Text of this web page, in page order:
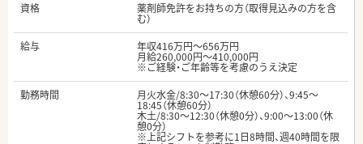
資格
薬剤師免許をお持ちの方（取得見込みの方を含
む）
給与
年収416万円～656万円
月給260,000円～410,000円
※ご経験・ご年齢等を考慮のうえ決定
勤務時間
月火水金/8:30～17:30（休憩60分）、9:45～
18:45（休憩60分）
木土/8:30～12:30（休憩0分）、9:00～13:00（休
憩0分）
※上記シフトを参考に1日8時間、週40時間を限